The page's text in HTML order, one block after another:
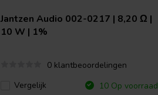
Jantzen Audio 002-0217 | 8,20 Ω |
10 W | 1%
0 klantbeoordelingen
Vergelijk
10 Op voorraad